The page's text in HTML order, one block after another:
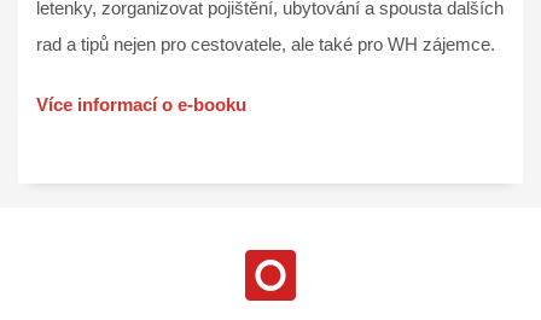
letenky, zorganizovat pojištění, ubytování a spousta dalších
rad a tipů nejen pro cestovatele, ale také pro WH zájemce.
Více informací o e-booku